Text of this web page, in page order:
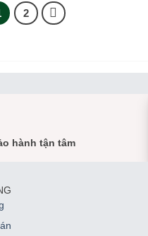
2
hành tận tâm